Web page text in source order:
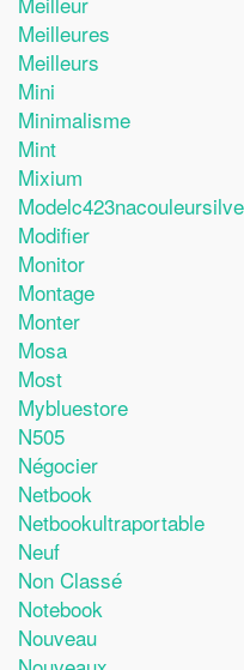
Meilleures
Meilleurs
Mini
Minimalisme
Mint
Mixium
Modifier
Monitor
Montage
Monter
Mosa
Most
Mybluestore
N505
Négocier
Netbook
Netbookultraportable
Neuf
Non Classé
Notebook
Nouveau